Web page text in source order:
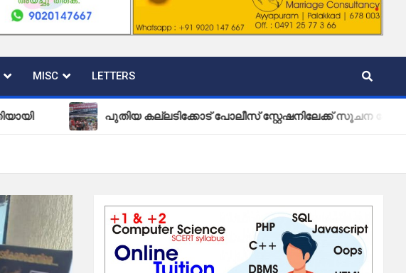
MISC LETTERS
പുതിയ കല്ലടിക്കോട് പോലീസ് സ്റ്റേഷനിലേക്ക് സൂചന ബോർഡ്